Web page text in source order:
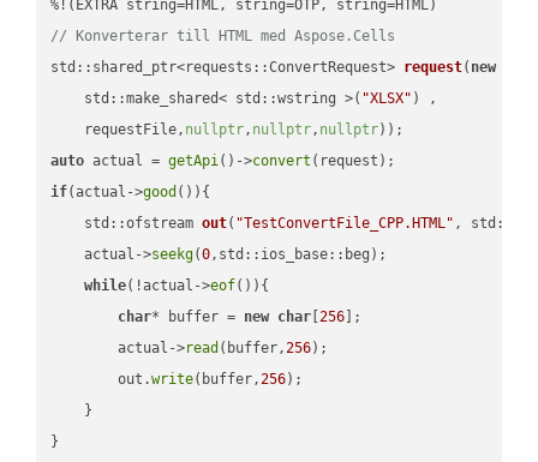
// Konverterar till HTML med Aspose.Cells
std::shared_ptr<requests::ConvertRequest> request( new
    std::make_shared< std::wstring >(
"XLSX" ) ,
    requestFile,
nullptr, nullptr, nullptr))
auto actual = getApi()->convert
if(actual->good ()){
std::ofstream out( "TestConvertFile_CPP.HTML" ,
    actual->
seekg(0,std::ios_base::beg);
while(!actual->eof()){
char* buffer = new char [256 ];
        actual->
read (buffer,256);
        out.
write(buffer,256);
    }
}